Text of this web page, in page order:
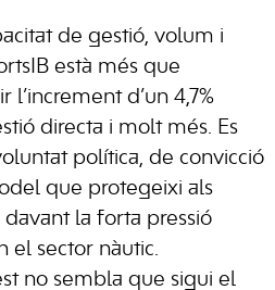
de gestió, volum i
està més que
l’increment d’un 4,7%
directa i molt més. Es
política, de convicció
que protegeixi als
la forta pressió
el sector nàutic.
no sembla que sigui el